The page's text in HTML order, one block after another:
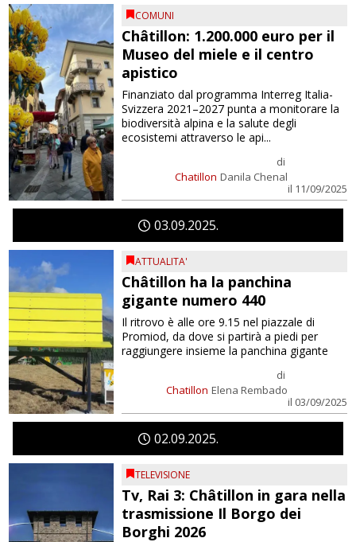
COMUNI
Châtillon: 1.200.000 euro per il
Museo del miele e il centro
apistico
Chatillon
di
Danila Chenal
il 11/09/2025
Finanziato dal programma Interreg Italia-
Svizzera 2021–2027 punta a monitorare la
biodiversità alpina e la salute degli
ecosistemi attraverso le api...
0309 2025
ATTUALITA'
Châtillon ha la panchina
gigante numero 440
Chatillon
di
Elena Rembado
il 03/09/2025
Il ritrovo è alle ore 9.15 nel piazzale di
Promiod, da dove si partirà a piedi per
raggiungere insieme la panchina gigante
0209 2025
TELEVISIONE
Tv, Rai 3: Châtillon in gara nella
trasmissione Il Borgo dei
Borghi 2026